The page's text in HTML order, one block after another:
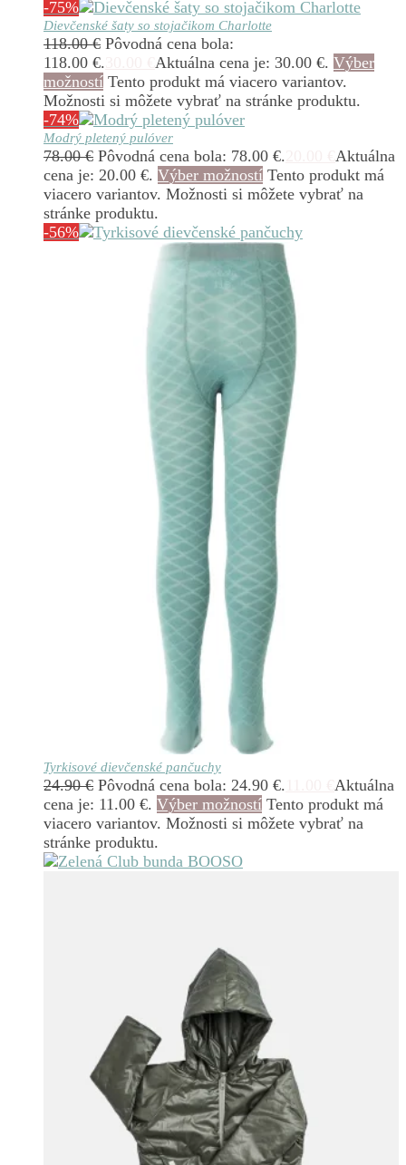
-75%
Dievčenské šaty so stojačikom Charlotte
118.00€ Pôvodná cena bola:
118.00 €.
Aktuálna cena je: 30.00 €. Výber
možností Tento produkt má viacero variantov.
Možnosti si môžete vybrať na stránke produktu.
-74%
Modrý pletený pulóver
78.00€ Pôvodná cena bola: 78.00 €.
Aktuálna
cena je: 20.00 €. Výber možností Tento produkt má
viacero variantov. Možnosti si môžete vybrať na
stránke produktu.
-56%
Tyrkisové dievčenské pančuchy
24.90€ Pôvodná cena bola: 24.90 €.
Aktuálna
cena je: 11.00 €. Výber možností Tento produkt má
viacero variantov. Možnosti si môžete vybrať na
stránke produktu.